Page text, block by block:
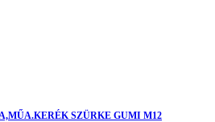
SZÜRKE GUMI M12